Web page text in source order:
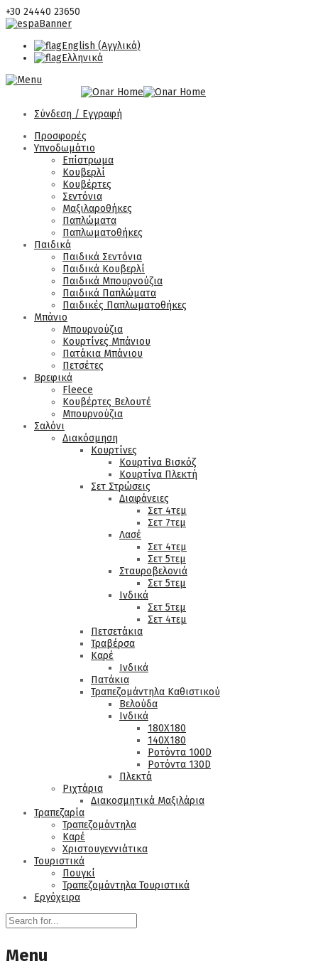
+30 24440 23650
English (Αγγλικά)
Ελληνικά
Σύνδεση / Εγγραφή
Προσφορές
Υπνοδωμάτιο
Επίστρωμα
Κουβερλί
Κουβέρτες
Σεντόνια
Μαξιλαροθήκες
Παπλώματα
Παπλωματοθήκες
Παιδικά
Παιδικά Σεντόνια
Παιδικά Κουβερλί
Παιδικά Μπουρνούζια
Παιδικά Παπλώματα
Παιδικές Παπλωματοθήκες
Μπάνιο
Μπουρνούζια
Κουρτίνες Μπάνιου
Πατάκια Μπάνιου
Πετσέτες
Βρεφικά
Fleece
Κουβέρτες Βελουτέ
Μπουρνούζια
Σαλόνι
Διακόσμηση
Κουρτίνες
Κουρτίνα Βισκόζ
Κουρτίνα Πλεκτή
Σετ Στρώσεις
Διαφάνειες
Σετ 4τεμ
Σετ 7τεμ
Λασέ
Σετ 4τεμ
Σετ 5τεμ
Σταυροβελονιά
Σετ 5τεμ
Ινδικά
Σετ 5τεμ
Σετ 4τεμ
Πετσετάκια
Τραβέρσα
Καρέ
Ινδικά
Πατάκια
Τραπεζομάντηλα Καθιστικού
Βελούδα
Ινδικά
180Χ180
140Χ180
Ροτόντα 100D
Ροτόντα 130D
Πλεκτά
Ριχτάρια
Διακοσμητικά Μαξιλάρια
Τραπεζαρία
Τραπεζομάντηλα
Καρέ
Χριστουγεννιάτικα
Τουριστικά
Πουγκί
Τραπεζομάντηλα Τουριστικά
Εργόχειρα
Menu